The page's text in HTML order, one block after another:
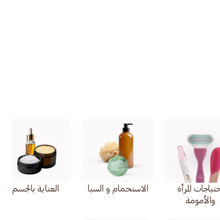
المرأة
والأمومة
الاستحمام و السبا العناية بالجسم